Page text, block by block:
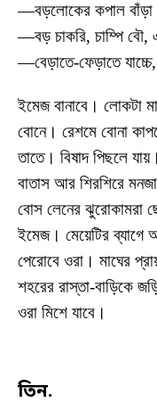
—বড়লোকের কপাল
—বড় চাকরি, চাম্পি
—বেড়াতে-ফেড়াতে
ইমেজ বানাবে। লোকটা
বোনে। রেশমে বোনা
তাতে। বিষাদ পিছলে
বাতাস আর শিরশিরে
বোস লেনের ঝুরোকামরা
ইমেজ। মেয়েটির ব্যাগে
পেরোবে ওরা। মাঘের
শহরের রাস্তা-বাড়িকে
ওরা মিশে যাবে।
তিন.